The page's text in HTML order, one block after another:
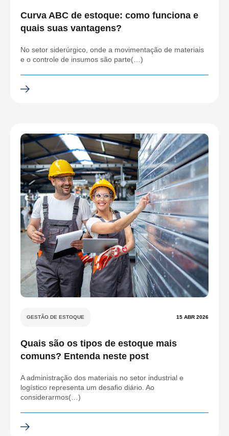
Curva ABC de estoque: como funciona e
quais suas vantagens?
No setor siderúrgico, onde a movimentação de materiais
e o controle de insumos são parte(…)
GESTÃO DE ESTOQUE 15 ABR 2026
Quais são os tipos de estoque mais
comuns? Entenda neste post
A administração dos materiais no setor industrial e
logístico representa um desafio diário. Ao
considerarmos(…)